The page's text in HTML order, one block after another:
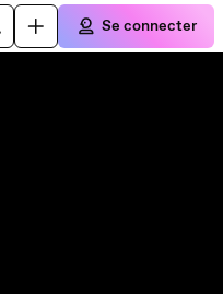
Se connecter